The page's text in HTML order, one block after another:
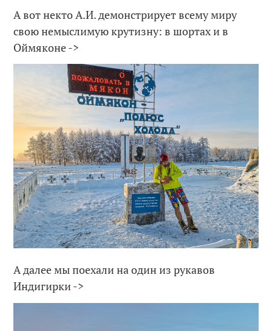
А вот некто А.И. демонстрирует всему миру
свою немыслимую крутизну: в шортах и в
Оймяконе ->
А далее мы поехали на один из рукавов
Индигирки ->